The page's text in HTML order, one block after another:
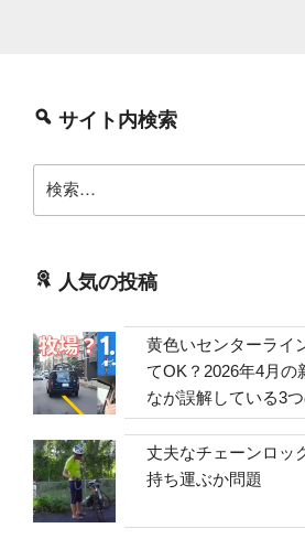
サイト内検索
索:
人気の投稿
黄色いセンターライ
てOK？2026年4月の
なが誤解している3
丈夫なチェーンロッ
持ち運ぶか問題